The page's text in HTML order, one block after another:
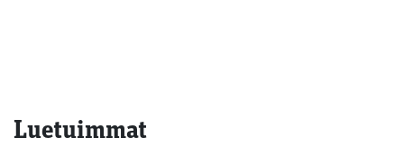
Luetuimmat